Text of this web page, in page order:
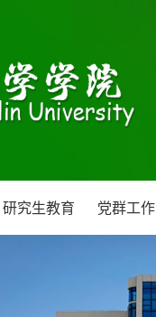
研究生教育 党群工作